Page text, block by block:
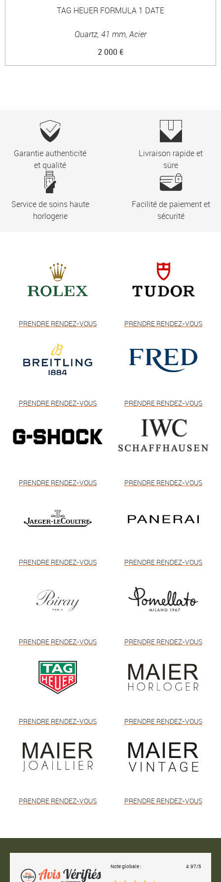
TAG HEUER FORMULA 1 DATE
Quartz, 41 mm, Acier
2 000 €
Garantie authenticité
et qualité
Livraison rapide et
sûre
Service de soins haute
horlogerie
Facilité de paiement et
sécurité
PRENDRE RENDEZ-VOUS PRENDRE RENDEZ-VOUS
PRENDRE RENDEZ-VOUS PRENDRE RENDEZ-VOUS
PRENDRE RENDEZ-VOUS PRENDRE RENDEZ-VOUS
PRENDRE RENDEZ-VOUS PRENDRE RENDEZ-VOUS
PRENDRE RENDEZ-VOUS PRENDRE RENDEZ-VOUS
PRENDRE RENDEZ-VOUS PRENDRE RENDEZ-VOUS
PRENDRE RENDEZ-VOUS PRENDRE RENDEZ-VOUS
Note globale : 4.97/5